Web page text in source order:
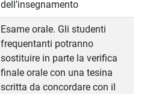
dell’insegnamento
Esame orale. Gli studenti
frequentanti potranno
sostituire in parte la verifica
finale orale con una tesina
scritta da concordare con il